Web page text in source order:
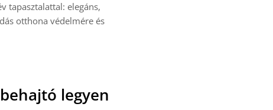
tapasztalattal: elegáns,
otthona védelmére és
legyen